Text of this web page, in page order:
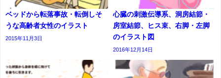
ベッドから転落事故・転倒しそ
うな高齢者女性のイラスト
2015年11月3日
心臓の刺激伝導系、洞房結節・
房室結節、ヒス束、右脚・左脚
のイラスト図
2016年12月14日